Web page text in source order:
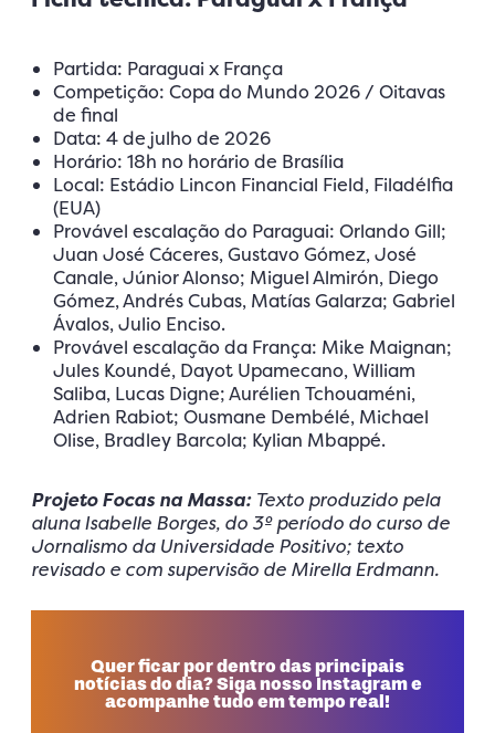
Partida: Paraguai x França
Competição: Copa do Mundo 2026 / Oitavas
de final
Data: 4 de julho de 2026
Horário: 18h no horário de Brasília
Local: Estádio Lincon Financial Field, Filadélfia
(EUA)
Provável escalação do Paraguai: Orlando Gill;
Juan José Cáceres, Gustavo Gómez, José
Canale, Júnior Alonso; Miguel Almirón, Diego
Gómez, Andrés Cubas, Matías Galarza; Gabriel
Ávalos, Julio Enciso.
Provável escalação da França: Mike Maignan;
Jules Koundé, Dayot Upamecano, William
Saliba, Lucas Digne; Aurélien Tchouaméni,
Adrien Rabiot; Ousmane Dembélé, Michael
Olise, Bradley Barcola; Kylian Mbappé.
Projeto Focas na Massa:Texto produzido pela
aluna Isabelle Borges, do 3º período do curso de
Jornalismo da Universidade Positivo; texto
revisado e com supervisão de Mirella Erdmann.
Quer ficar por dentro das principais
notícias do dia? Siga nosso Instagram e
acompanhe tudo em tempo real!